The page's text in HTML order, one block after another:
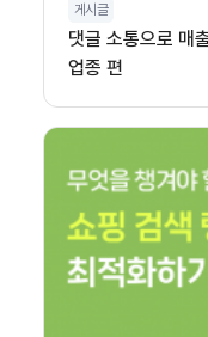
게시글
댓글 소통으로 매
업종 편